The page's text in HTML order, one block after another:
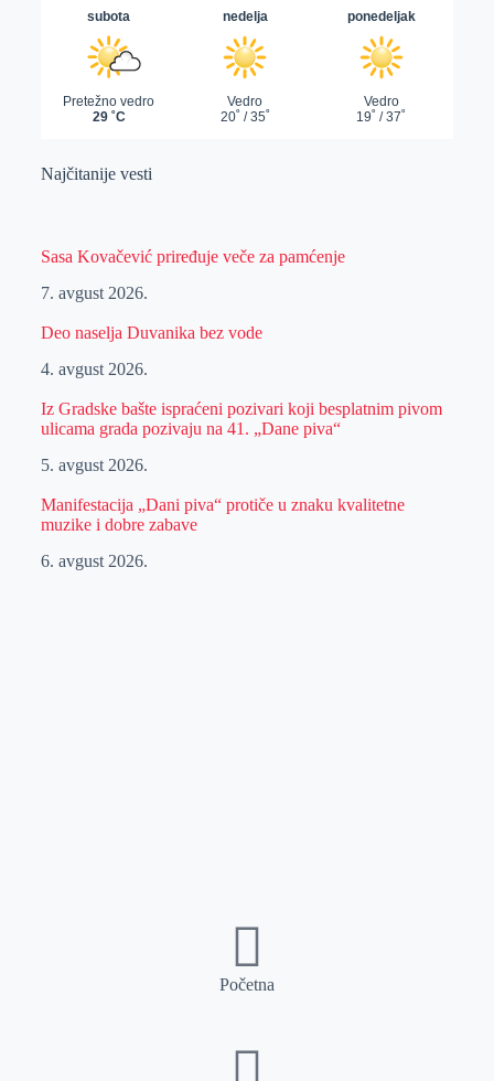
Najčitanije vesti
Sasa Kovačević priređuje veče za pamćenje
7. avgust 2026.
Deo naselja Duvanika bez vode
4. avgust 2026.
Iz Gradske bašte ispraćeni pozivari koji besplatnim pivom
ulicama grada pozivaju na 41. „Dane piva“
5. avgust 2026.
Manifestacija „Dani piva“ protiče u znaku kvalitetne
muzike i dobre zabave
6. avgust 2026.
Početna